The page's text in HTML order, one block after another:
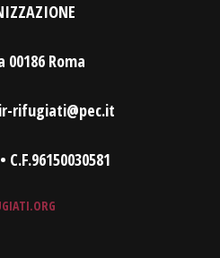
Roma
rifugiati@pec.it
C.F.96150030581